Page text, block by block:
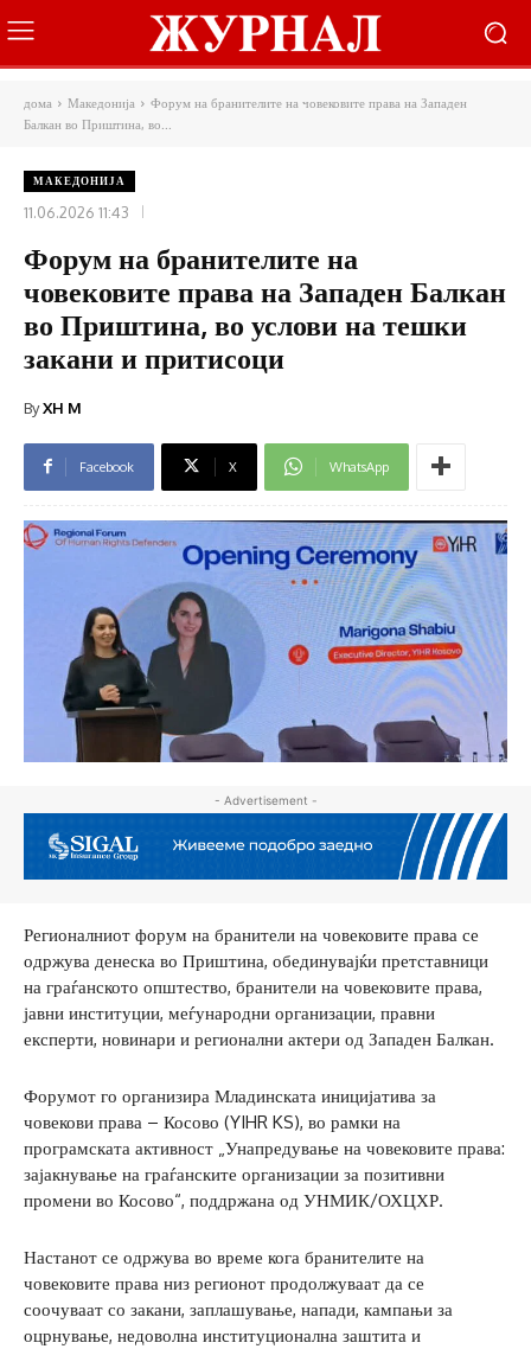
дома Македонија
Форум на бранителите на човековите права на Западен
Балкан во Приштина, во...
МАКЕДОНИЈА
11.06.2026 11:43
Форум на бранителите на
човековите права на Западен Балкан
во Приштина, во услови на тешки
закани и притисоци
ByXH M
Facebook X WhatsApp
- Advertisement -
Регионалниот форум на бранители на човековите права се
одржува денеска во Приштина, обединувајќи претставници
на граѓанското општество, бранители на човековите права,
јавни институции, меѓународни организации, правни
експерти, новинари и регионални актери од Западен Балкан.
Форумот го организира Младинската иницијатива за
човекови права – Косово (YIHR KS), во рамки на
програмската активност „Унапредување на човековите права:
зајакнување на граѓанските организации за позитивни
промени во Косово“, поддржана од УНМИК/ОХЦХР.
Настанот се одржува во време кога бранителите на
човековите права низ регионот продолжуваат да се
соочуваат со закани, заплашување, напади, кампањи за
оцрнување, недоволна институционална заштита и